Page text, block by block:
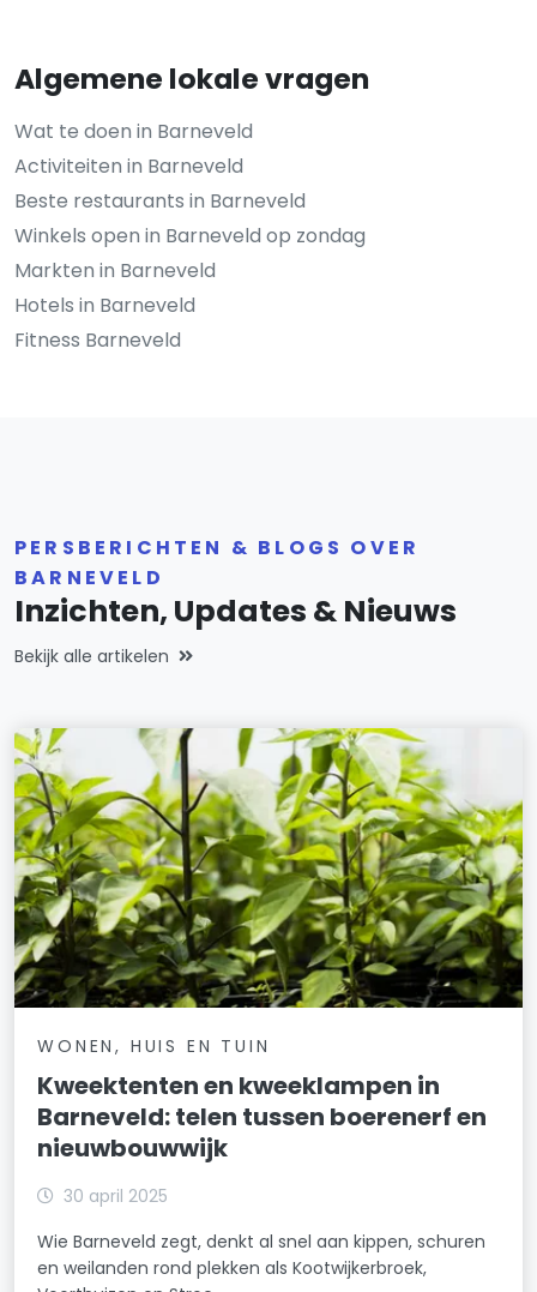
Algemene lokale vragen
Wat te doen in Barneveld
Activiteiten in Barneveld
Beste restaurants in Barneveld
Winkels open in Barneveld op zondag
Markten in Barneveld
Hotels in Barneveld
Fitness Barneveld
PERSBERICHTEN & BLOGS OVER
BARNEVELD
Inzichten, Updates & Nieuws
Bekijk alle artikelen
WONEN, HUIS EN TUIN
Kweektenten en kweeklampen in
Barneveld: telen tussen boerenerf en
nieuwbouwwijk
30 april 2025
Wie Barneveld zegt, denkt al snel aan kippen, schuren
en weilanden rond plekken als Kootwijkerbroek,